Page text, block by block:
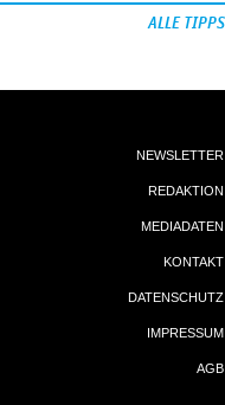
ALLE TIPPS
NEWSLETTER
REDAKTION
MEDIADATEN
KONTAKT
DATENSCHUTZ
IMPRESSUM
AGB